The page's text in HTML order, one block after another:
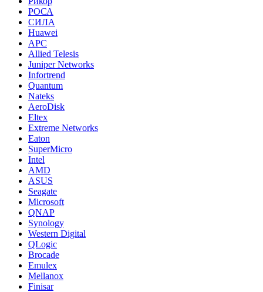
РОСА
СИЛА
Huawei
APC
Allied Telesis
Juniper Networks
Infortrend
Quantum
Nateks
AeroDisk
Eltex
Extreme Networks
Eaton
SuperMicro
Intel
AMD
ASUS
Seagate
Microsoft
QNAP
Synology
Western Digital
QLogic
Brocade
Emulex
Mellanox
Finisar